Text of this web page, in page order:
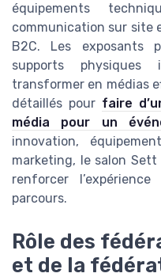
équipements
communication sur site
B2C. Les exposants
supports
transformer en médias
détaillés pour faire
média pour un
innovation,
marketing, le salon
renforcer
parcours.
Rôle des
et de la